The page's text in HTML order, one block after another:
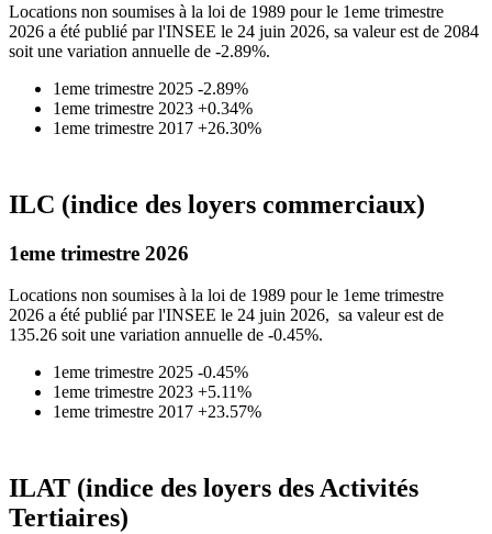
Locations non soumises à la loi de 1989 pour le 1eme trimestre
2026 a été publié par l'INSEE le 24 juin 2026, sa valeur est de 2084
soit une variation annuelle de -2.89%.
1eme trimestre 2025 -2.89%
1eme trimestre 2023 +0.34%
1eme trimestre 2017 +26.30%
ILC (indice des loyers commerciaux)
1eme trimestre 2026
Locations non soumises à la loi de 1989 pour le 1eme trimestre
2026 a été publié par l'INSEE le 24 juin 2026, sa valeur est de
135.26 soit une variation annuelle de -0.45%.
1eme trimestre 2025 -0.45%
1eme trimestre 2023 +5.11%
1eme trimestre 2017 +23.57%
ILAT (indice des loyers des Activités
Tertiaires)